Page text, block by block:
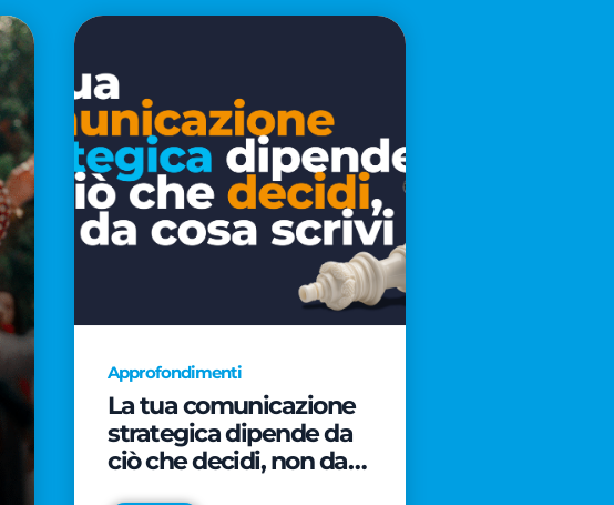
Approfondimenti
La tua comunicazione
strategica dipende da
ciò che decidi, non da